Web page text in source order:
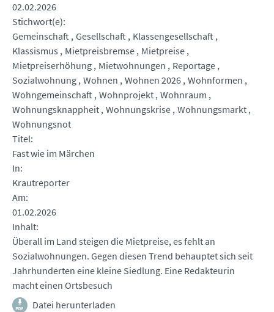
02.02.2026
Stichwort(e)
Gemeinschaft Gesellschaft Klassengesellschaft
Klassismus
Mietpreisbremse Mietpreise
Mietpreiserhöhung Mietwohnungen
Reportage
Sozialwohnung Wohnen Wohnen 2026 Wohnformen
Wohngemeinschaft Wohnprojekt Wohnraum
Wohnungsknappheit Wohnungskrise Wohnungsmarkt
Wohnungsnot
Titel
Fast wie im Märchen
In
Krautreporter
Am
01.02.2026
Inhalt
Überall im Land steigen die Mietpreise, es fehlt an
Sozialwohnungen. Gegen diesen Trend behauptet sich seit
Jahrhunderten eine kleine Siedlung. Eine Redakteurin
macht einen Ortsbesuch
Datei herunterladen